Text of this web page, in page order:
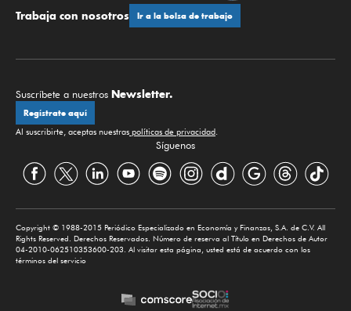
Trabaja con nosotros Ir a la bolsa de trabajo
Suscríbete a nuestros Newsletter.
Regístrate aquí
Al suscribirte, aceptas nuestras políticas de privacidad.
Síguenos
Copyright © 1988-2015 Periódico Especializado en Economía y Finanzas, S.A. de C.V. All
Rights Reserved. Derechos Reservados. Número de reserva al Título en Derechos de Autor
04-2010-062510353600-203. Al visitar esta página, usted está de acuerdo con los
términos del servicio